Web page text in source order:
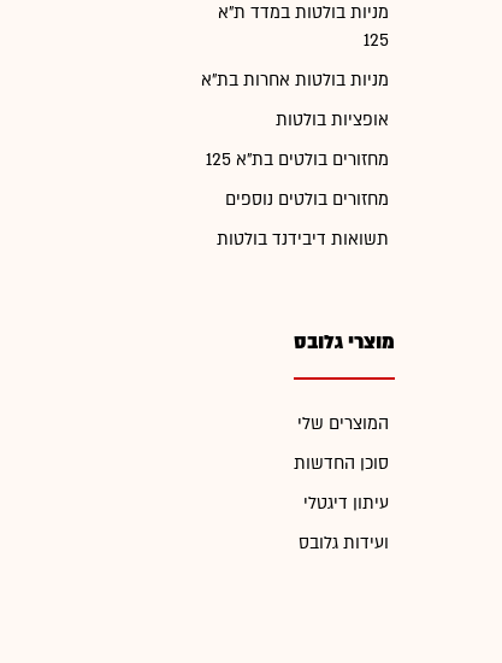
מניות בולטות במדד ת"א
125
מניות בולטות אחרות בת"א
אופציות בולטות
מחזורים בולטים בת"א 125
מחזורים בולטים נוספים
תשואות דיבידנד בולטות
מוצרי גלובס
המוצרים שלי
סוכן החדשות
עיתון דיגטלי
ועידות גלובס